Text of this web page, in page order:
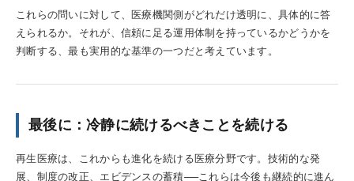
これらの問いに対して、医療機関側がどれだけ透明に、具体的に答
えられるか。それが、信頼に足る運用体制を持っているかどうかを
判断する、最も実用的な基準の一つだと考えています。
最後に：冷静に続けるべきことを続ける
再生医療は、これからも進化を続ける医療分野です。技術的な発
展、制度の改正、エビデンスの蓄積──これらは今後も継続的に進ん